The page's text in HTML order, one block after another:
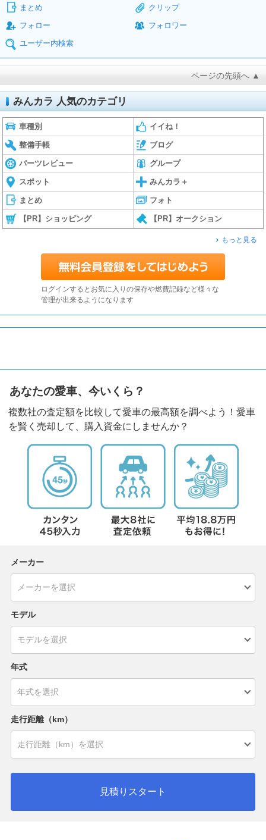
まとめ
クリップ
フォロー
フォロワー
ユーザー内検索
ページの先頭へ ▲
みんカラ 人気のカテゴリ
車種別 イイね！
整備手帳 ブログ
パーツレビュー グループ
スポット みんカラ＋
まとめ フォト
【PR】ショッピング 【PR】オークション
もっと見る
ログインするとお気に入りの保存や燃費記録など様々な
管理が出来るようになります
あなたの愛車、今いくら？
複数社の査定額を比較して愛車の最高額を調べよう！愛車
を賢く売却して、購入資金にしませんか？
メーカー
モデル
年式
走行距離（km）
見積りスタート